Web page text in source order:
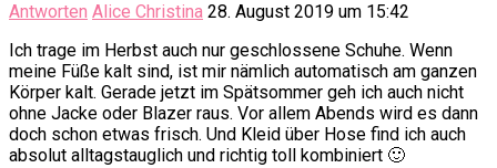
Antworten Alice Christina 28. August 2019 um 15:42
Ich trage im Herbst auch nur geschlossene Schuhe. Wenn
meine Füße kalt sind, ist mir nämlich automatisch am ganzen
Körper kalt. Gerade jetzt im Spätsommer geh ich auch nicht
ohne Jacke oder Blazer raus. Vor allem Abends wird es dann
doch schon etwas frisch. Und Kleid über Hose find ich auch
absolut alltagstauglich und richtig toll kombiniert 🙂